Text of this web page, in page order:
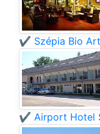
✔️ Szépia Bio
✔️ Airport Hotel